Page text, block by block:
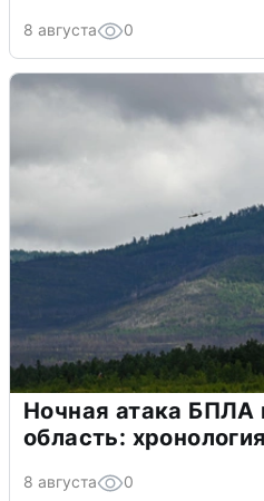
8 августа 0
Ночная атака
область: хронология
8 августа 0